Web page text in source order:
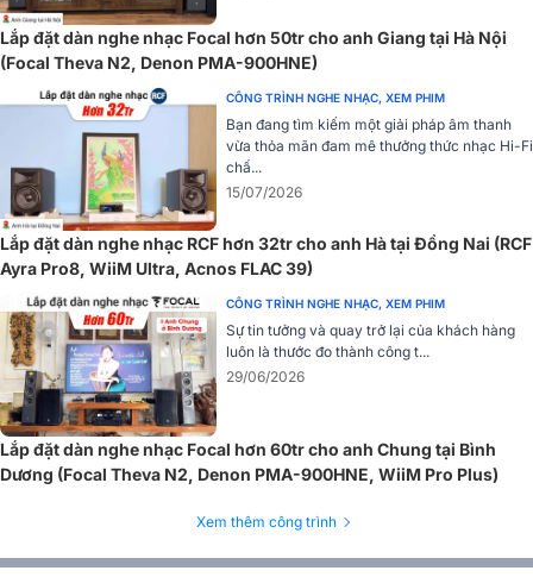
hàng nhanh chóng nhất.
Lắp đặt dàn nghe nhạc Focal hơn 50tr cho anh Giang tại Hà Nội
(Focal Theva N2, Denon PMA-900HNE)
CÔNG TRÌNH NGHE NHẠC, XEM PHIM
Bạn đang tìm kiếm một giải pháp âm thanh
vừa thỏa mãn đam mê thưởng thức nhạc Hi-Fi
chấ...
15/07/2026
Lắp đặt dàn nghe nhạc RCF hơn 32tr cho anh Hà tại Đồng Nai (RCF
Ayra Pro8, WiiM Ultra, Acnos FLAC 39)
CÔNG TRÌNH NGHE NHẠC, XEM PHIM
Sự tin tưởng và quay trở lại của khách hàng
luôn là thước đo thành công t...
29/06/2026
Lắp đặt dàn nghe nhạc Focal hơn 60tr cho anh Chung tại Bình
Dương (Focal Theva N2, Denon PMA-900HNE, WiiM Pro Plus)
Xem thêm công trình